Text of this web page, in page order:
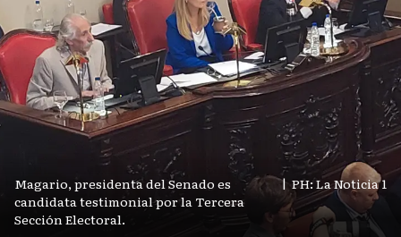
Magario, presidenta del Senado es
candidata testimonial por la Tercera
Sección Electoral.
| PH: La Noticia 1